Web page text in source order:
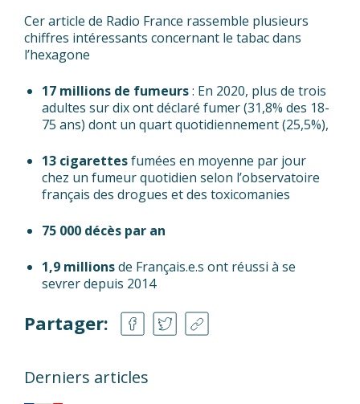
Derniers articles
Cer article de Radio France rassemble plusieurs
chiffres intéressants concernant le tabac dans
l’hexagone
17 millions de fumeurs: En 2020, plus de trois
adultes sur dix ont déclaré fumer (31,8% des 18-
75 ans) dont un quart quotidiennement (25,5%),
13 cigarettesfumées en moyenne par jour
chez un fumeur quotidien selon l’observatoire
français des drogues et des toxicomanies
75 000 décès par an
1,9 millionsde Français.e.s ont réussi à se
sevrer depuis 2014
Partager: